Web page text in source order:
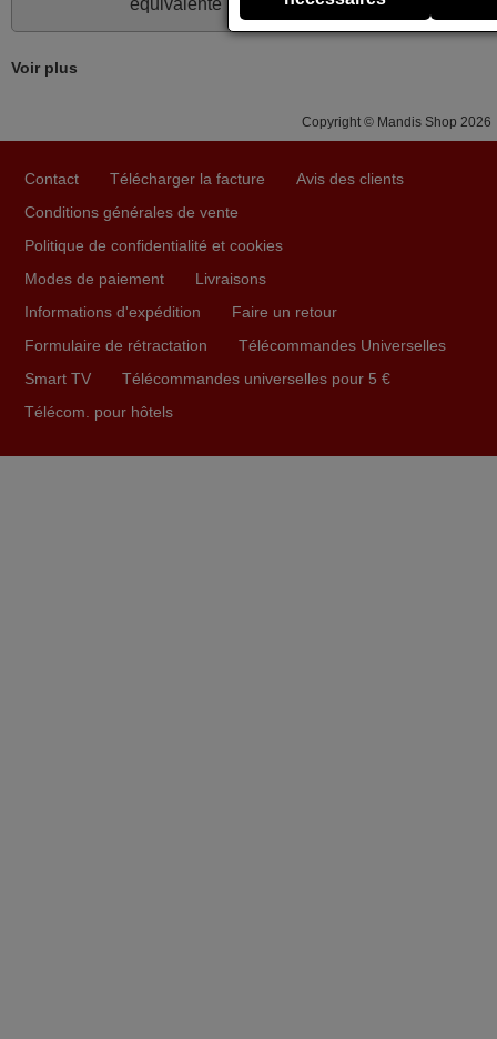
vidéo projecteur Wimius P20. Un avis provisoire avait été
reçu la télécommande au cours du 3ème jour ouvré,
fonctionnalité de la télécommande, le produit tient sa
promesse. Le document permet de connaître facilement
directement utilisable moyennant l'insertion des 2 piles
fournies.
FRANCE
équivalente Toshiba SE-R0402.
Voir plus
Copyright © Mandis Shop 2026
Contact Télécharger la facture
Avis des clients
Conditions générales de vente
Politique de confidentialité et cookies
Modes de paiement
Livraisons
Informations d'expédition
Faire un retour
Formulaire de rétractation
Télécommandes Universelles
Smart TV
Télécommandes universelles pour 5 €
Télécom. pour hôtels